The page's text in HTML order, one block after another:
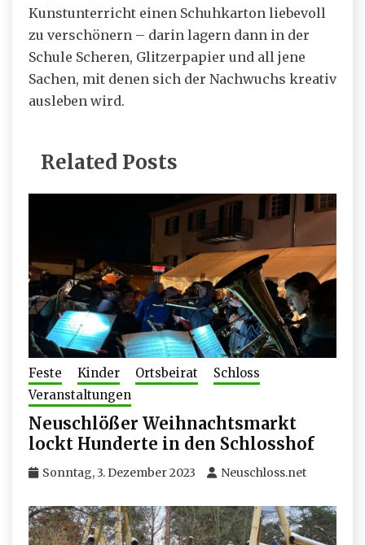
Kunstunterricht einen Schuhkarton liebevoll
zu verschönern – darin lagern dann in der
Schule Scheren, Glitzerpapier und all jene
Sachen, mit denen sich der Nachwuchs kreativ
ausleben wird.
Related Posts
Feste Kinder Ortsbeirat
Schloss
Veranstaltungen
Neuschlößer Weihnachtsmarkt
lockt Hunderte in den Schlosshof
Sonntag, 3. Dezember 2023 Neuschloss.net